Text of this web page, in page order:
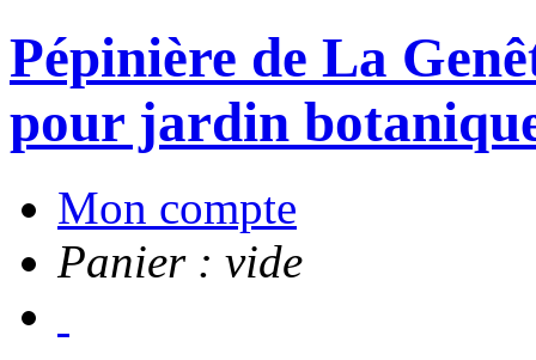
Pépinière de La
pour jardin
Mon compte
Panier : vide